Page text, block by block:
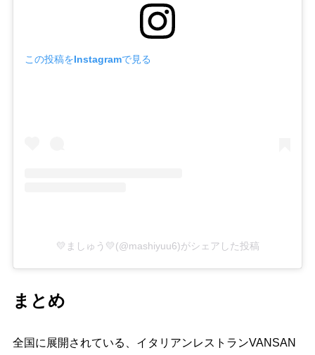
この投稿をInstagramで見る
💛ましゅう💛(@mashiyuu6)がシェアした投稿
まとめ
全国に展開されている、イタリアンレストランVANSAN